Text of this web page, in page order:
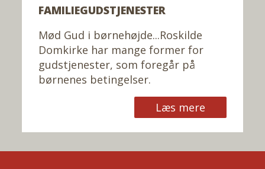
FAMILIEGUDSTJENESTER
Mød Gud i børnehøjde...Roskilde
Domkirke har mange former for
gudstjenester, som foregår på
børnenes betingelser.
Læs mere